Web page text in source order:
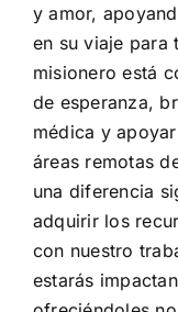
y amor,
en su viaje para
misionero está
de esperanza,
médica y
áreas remotas
una diferencia
adquirir los
con nuestro
estarás